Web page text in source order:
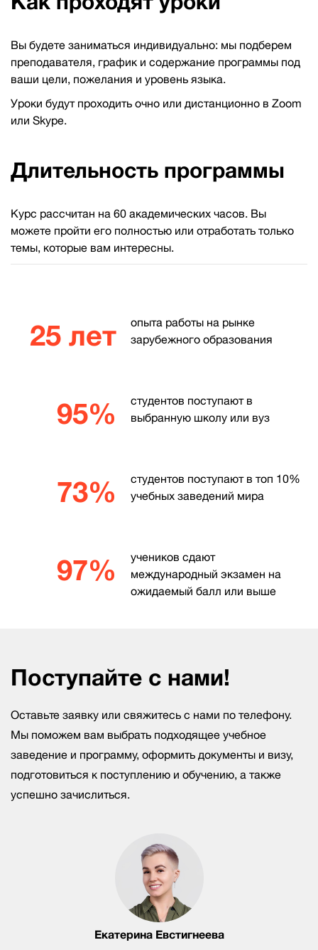
Вы будете заниматься индивидуально: мы подберем
преподавателя, график и содержание программы под
ваши цели, пожелания и уровень языка.
Уроки будут проходить очно или дистанционно в Zoom
или Skype.
Длительность программы
Курс рассчитан на 60 академических часов. Вы
можете пройти его полностью или отработать только
темы, которые вам интересны.
25 лет
опыта работы на рынке
зарубежного образования
95%
студентов поступают в
выбранную школу или вуз
73%
студентов поступают в топ 10%
учебных заведений мира
97%
учеников сдают
международный экзамен на
ожидаемый балл или выше
Поступайте с нами!
Екатерина Евстигнеева
Оставьте заявку или свяжитесь с нами по телефону.
Мы поможем вам выбрать подходящее учебное
заведение и программу, оформить документы и визу,
подготовиться к поступлению и обучению, а также
успешно зачислиться.